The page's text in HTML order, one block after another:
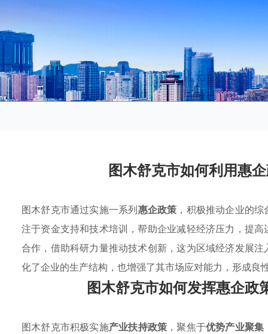
图木舒克市如何利用惠
图木舒克市通过实施一系列惠企政策 ，积极推动企业的
注于资金支持和技术培训，帮助企业减轻经济压力，提
合作，借助科研力量推动技术创新，这为区域经济发展
化了企业的生产结构，也增强了其市场应对能力，形成良
图木舒克市如何发挥惠企政
图木舒克市积极实施产业扶持政策 ，聚焦于优势产业聚集